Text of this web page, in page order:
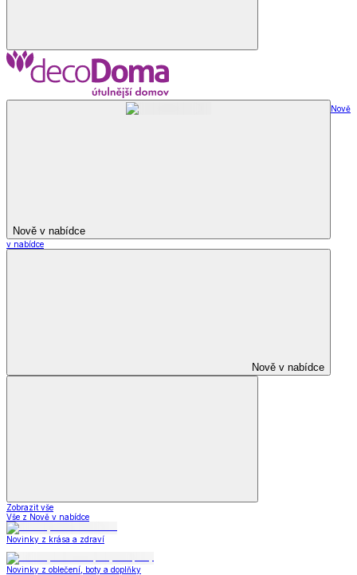
Nově v nabídce
Nově
v nabídce
Nově v nabídce
Zobrazit vše
Vše z Nově v nabídce
Novinky z krása a zdraví
Novinky z oblečení, boty a doplňky